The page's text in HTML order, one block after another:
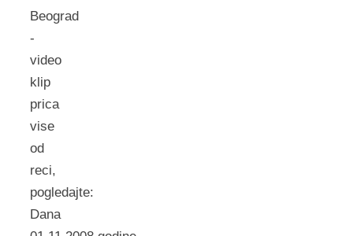
Beograd
-
video
klip
prica
vise
od
reci,
pogledajte:
Dana